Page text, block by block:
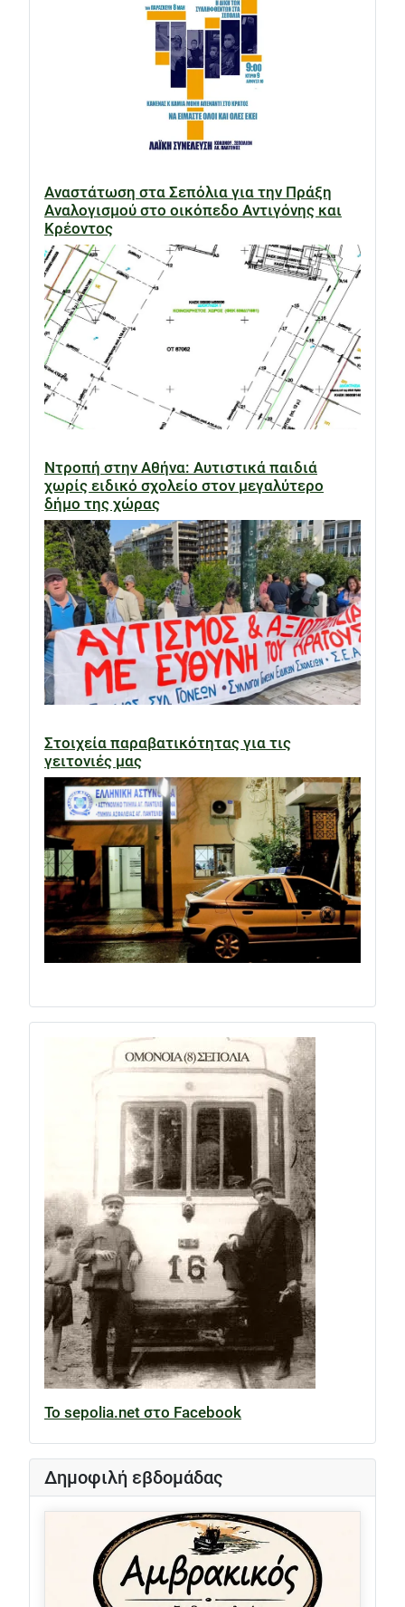
Αναστάτωση στα Σεπόλια για την Πράξη
Αναλογισμού στο οικόπεδο Αντιγόνης και
Κρέοντος
Ντροπή στην Αθήνα: Αυτιστικά παιδιά
χωρίς ειδικό σχολείο στον μεγαλύτερο
δήμο της χώρας
Στοιχεία παραβατικότητας για τις
γειτονιές μας
Το sepolia.net στο Facebook
Δημοφιλή εβδομάδας